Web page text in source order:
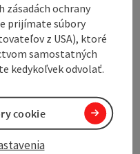
Nearby
zásadách ochrany
prijímate súbory
z USA), ktoré
samostatných
kedykoľvek odvolať.
cookie